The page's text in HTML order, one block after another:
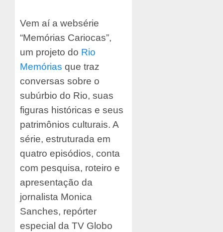
Vem aí a websérie
“Memórias Cariocas”,
um projeto do Rio
Memórias que traz
conversas sobre o
subúrbio do Rio, suas
figuras históricas e seus
patrimônios culturais. A
série, estruturada em
quatro episódios, conta
com pesquisa, roteiro e
apresentação da
jornalista Monica
Sanches, repórter
especial da TV Globo